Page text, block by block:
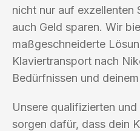
nicht nur auf exzellenten
auch Geld sparen. Wir
maßgeschneiderte
Klaviertransport nach
Bedürfnissen und
Unsere qualifizierten
sorgen dafür, dass dein